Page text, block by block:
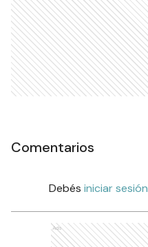
Comentarios
Debés iniciar sesión
Ads